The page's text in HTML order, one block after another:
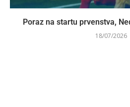
Poraz na startu prvenstva,
18/07/2026